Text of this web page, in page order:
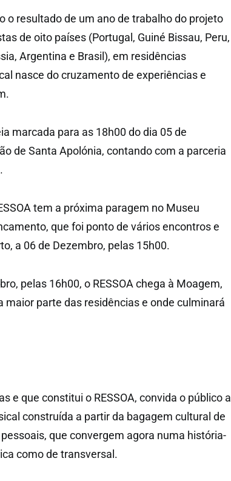
o resultado de um ano de trabalho do projeto
de oito países (Portugal, Guiné Bissau, Peru,
Argentina e Brasil), em residências
nasce do cruzamento de experiências e
marcada para as 18h00 do dia 05 de
de Santa Apolónia, contando com a parceria
tem a próxima paragem no Museu
que foi ponto de vários encontros e
a 06 de Dezembro, pelas 15h00.
pelas 16h00, o RESSOA chega à Moagem,
maior parte das residências e onde culminará
e que constitui o RESSOA, convida o público a
construída a partir da bagagem cultural de
que convergem agora numa história-
como de transversal.